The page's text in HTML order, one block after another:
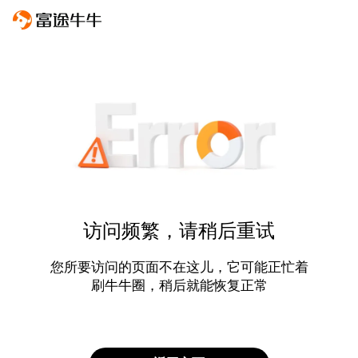
访问频繁，请稍后重试
您所要访问的页面不在这儿，它可能正忙着
刷牛牛圈，稍后就能恢复正常